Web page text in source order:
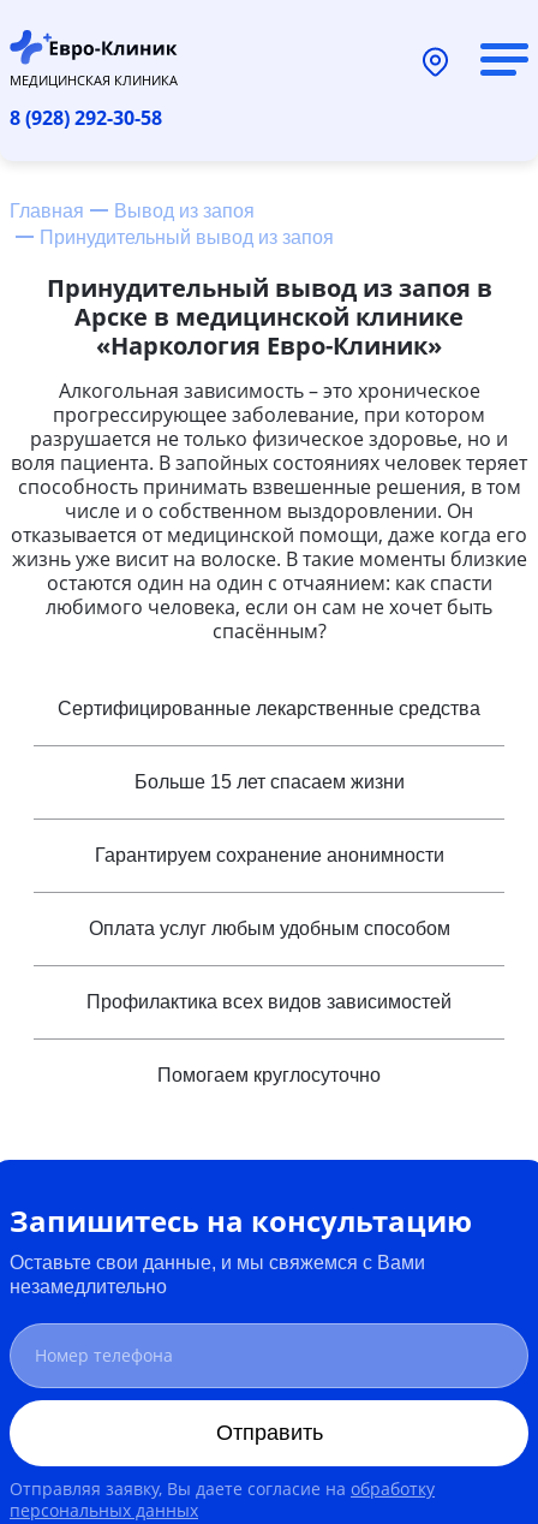
МЕДИЦИНСКАЯ КЛИНИКА
8 (928) 292-30-58
Главная
Вывод из запоя
Принудительный вывод из запоя
Принудительный вывод из запоя в
Арске в медицинской клинике
«Наркология Евро-Клиник»
Алкогольная зависимость – это хроническое
прогрессирующее заболевание, при котором
разрушается не только физическое здоровье, но и
воля пациента. В запойных состояниях человек теряет
способность принимать взвешенные решения, в том
числе и о собственном выздоровлении. Он
отказывается от медицинской помощи, даже когда его
жизнь уже висит на волоске. В такие моменты близкие
остаются один на один с отчаянием: как спасти
любимого человека, если он сам не хочет быть
спасённым?
Сертифицированные лекарственные средства
Больше 15 лет спасаем жизни
Гарантируем сохранение анонимности
Оплата услуг любым удобным способом
Профилактика всех видов зависимостей
Помогаем круглосуточно
Запишитесь на консультацию
Оставьте свои данные, и мы свяжемся с Вами
незамедлительно
Отправить
Отправляя заявку, Вы даете согласие на обработку
персональных данных